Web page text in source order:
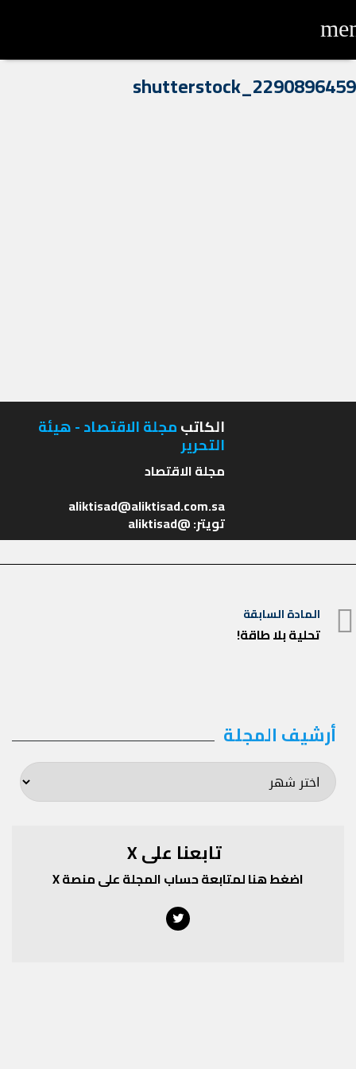
shutterstock_2290896459
الكاتبمجلة الاقتصاد - هيئة
التحرير
تويتر: @aliktisad
تصفّح
المقالات
المادة السابقة
المادة
تحلية بلا طاقة!
أرشيف المجلة أرشيف
المجلة
تابعنا على X
اضغط هنا لمتابعة حساب المجلة على منصة X
Twitter